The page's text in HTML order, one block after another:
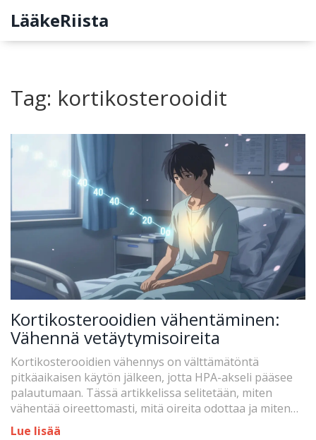
LääkeRiista
Tag: kortikosterooidit
Kortikosterooidien vähentäminen:
Vähennä vetäytymisoireita
Kortikosterooidien vähennys on välttämätöntä
pitkäaikaisen käytön jälkeen, jotta HPA-akseli pääsee
palautumaan. Tässä artikkelissa selitetään, miten
vähentää oireettomasti, mitä oireita odottaa ja miten
tukia prosessia.
Lue lisää